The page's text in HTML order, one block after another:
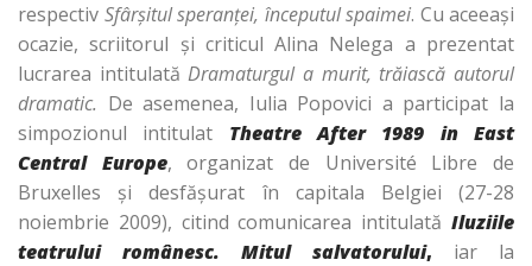
respectiv Sfârşitul speranţei, începutul spaimei. Cu aceeaşi
ocazie, scriitorul şi criticul Alina Nelega a prezentat
lucrarea intitulatăDramaturgul a murit, trăiască autorul
dramatic. De asemenea, Iulia Popovici a participat la
simpozionul intitulat Theatre After 1989 in East
Central Europe, organizat de Université Libre de
Bruxelles şi desfăşurat în capitala Belgiei (27-28
noiembrie 2009), citind comunicarea intitulată Iluziile
teatrului românesc. Mitul salvatorului, iar la